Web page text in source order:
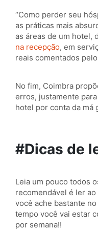
“Como perder seu
as práticas mais
as áreas de um hotel,
na recepção, em
reais comentados
No fim, Coimbra
erros, justamente
hotel por conta da má
#Dicas de
Leia um pouco todos
recomendável é ler
você ache bastante
tempo você vai estar
por semana!!